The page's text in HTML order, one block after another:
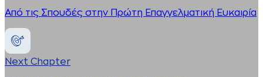
Από τις Σπουδές στην Πρώτη Επαγγελματική Ευκαιρία
Next Chapter